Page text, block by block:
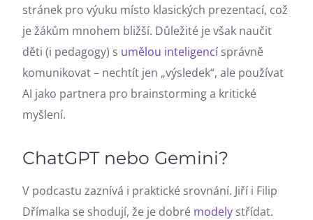
stránek pro výuku místo klasických prezentací, což
je žákům mnohem bližší. Důležité je však naučit
děti (i pedagogy) s umělou inteligencí správně
komunikovat – nechtít jen „výsledek“, ale používat
AI jako partnera pro brainstorming a kritické
myšlení.
ChatGPT nebo Gemini?
V podcastu zaznívá i praktické srovnání. Jiří i Filip
Dřímalka se shodují, že je dobré modely střídat.